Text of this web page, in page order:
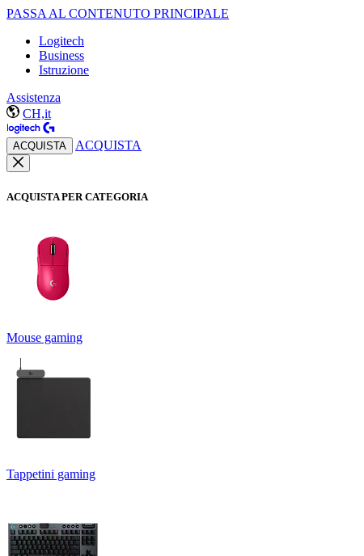
PASSA AL CONTENUTO PRINCIPALE
Logitech
Business
Istruzione
Assistenza
CH,it
ACQUISTA ACQUISTA
ACQUISTA PER CATEGORIA
Mouse gaming
Tappetini gaming